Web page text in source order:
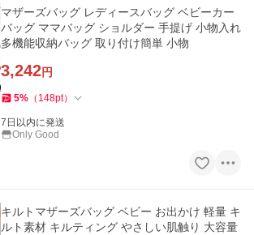
マザーズバッグ レディースバッグ ベビーカー
バッグ ママバッグ ショルダー 手提げ 小物入れ
多機能収納バッグ 取り付け簡単 小物
3,242円
5% （ 148pt）
7日以内に発送
Only Good
キルトマザーズバッグ ベビー お出かけ 軽量 キ
ルト素材 キルティング やさしい肌触り 大容量